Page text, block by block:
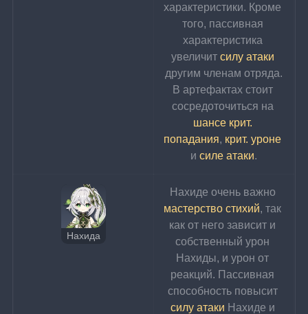
характеристики. Кроме
того, пассивная
характеристика
увеличит силу атаки
другим членам отряда.
В артефактах стоит
сосредоточиться на
шансе крит.
попадания, крит. уроне
и силе атаки.
Нахида
Нахиде очень важно
мастерство стихий, так
как от него зависит и
собственный урон
Нахиды, и урон от
реакций. Пассивная
способность повысит
силу атаки Нахиде и